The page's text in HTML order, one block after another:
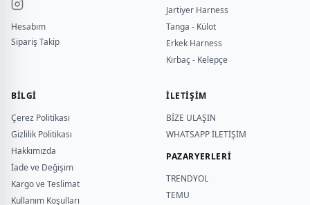
Hesabım
Sipariş Takip
Jartiyer Harness
Tanga - Külot
Erkek Harness
Kırbaç - Kelepçe
BILGI
Çerez Politikası
Gizlilik Politikası
Hakkımızda
İade ve Değişim
Kargo ve Teslimat
Kullanım Koşulları
İLETİŞİM
BİZE ULAŞIN
WHATSAPP İLETİŞİM
PAZARYERLERİ
TRENDYOL
TEMU